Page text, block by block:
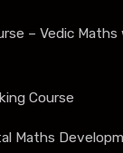
– Vedic
Course
Maths